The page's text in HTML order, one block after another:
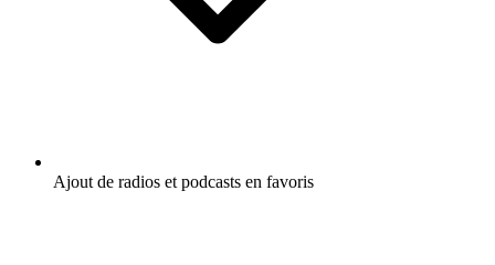
Ajout de radios et podcasts en favoris